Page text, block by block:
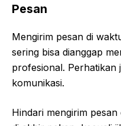
Pesan
Mengirim pesan di
sering bisa dianggap
profesional. Perhatikan
komunikasi.
Hindari mengirim